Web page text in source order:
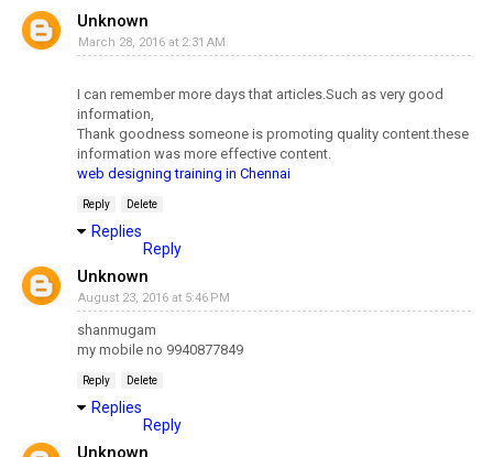
Unknown
March 28, 2016 at 2:31 AM
I can remember more days that articles.Such as very good
information,
Thank goodness someone is promoting quality content.these
information was more effective content.
web designing training in Chennai
Reply Delete
Replies
Reply
Unknown
August 23, 2016 at 5:46 PM
shanmugam
my mobile no 9940877849
Reply Delete
Replies
Reply
Unknown